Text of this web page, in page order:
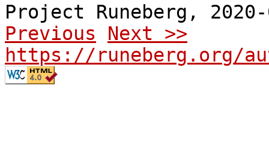
Project Runeberg,
Previous
Next >>
https://runeberg.org/